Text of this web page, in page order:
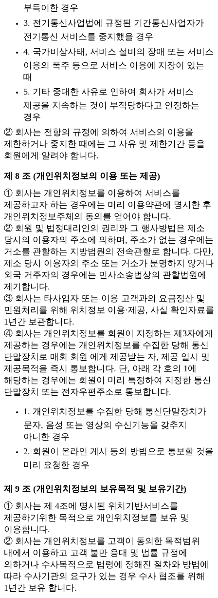
부득이한 경우
3. 전기통신사업법에 규정된 기간통신사업자가
전기통신 서비스를 중지했을 경우
4. 국가비상사태, 서비스 설비의 장애 또는 서비스
이용의 폭주 등으로 서비스 이용에 지장이 있는
때
5. 기타 중대한 사유로 인하여 회사가 서비스
제공을 지속하는 것이 부적당하다고 인정하는
경우
② 회사는 전항의 규정에 의하여 서비스의 이용을
제한하거나 중지한 때에는 그 사유 및 제한기간 등을
회원에게 알려야 합니다.
제 8 조 (개인위치정보의 이용 또는 제공)
① 회사는 개인위치정보를 이용하여 서비스를
제공하고자 하는 경우에는 미리 이용약관에 명시한 후
개인위치정보주체의 동의를 얻어야 합니다.
② 회원 및 법정대리인의 권리와 그 행사방법은 제소
당시의 이용자의 주소에 의하며, 주소가 없는 경우에는
거소를 관할하는 지방법원의 전속관할로 합니다. 다만,
제소 당시 이용자의 주소 또는 거소가 분명하지 않거나
외국 거주자의 경우에는 민사소송법상의 관할법원에
제기합니다.
③ 회사는 타사업자 또는 이용 고객과의 요금정산 및
민원처리를 위해 위치정보 이용·제공, 사실 확인자료를
1년간 보관합니다.
④ 회사는 개인위치정보를 회원이 지정하는 제3자에게
제공하는 경우에는 개인위치정보를 수집한 당해 통신
단말장치로 매회 회원 에게 제공받는 자, 제공 일시 및
제공목적을 즉시 통보합니다. 단, 아래 각 호의 1에
해당하는 경우에는 회원이 미리 특정하여 지정한 통신
단말장치 또는 전자우편주소로 통보합니다.
1. 개인위치정보를 수집한 당해 통신단말장치가
문자, 음성 또는 영상의 수신기능을 갖추지
아니한 경우
2. 회원이 온라인 게시 등의 방법으로 통보할 것을
미리 요청한 경우
제 9 조 (개인위치정보의 보유목적 및 보유기간)
① 회사는 제 4조에 명시된 위치기반서비스를
제공하기위한 목적으로 개인위치정보를 보유 및
이용합니다.
② 회사는 개인위치정보를 고객이 동의한 목적범위
내에서 이용하고 고객 불만 응대 및 법률 규정에
의하거나 수사목적으로 법령에 정해진 절차와 방법에
따라 수사기관의 요구가 있는 경우 수사 협조를 위해
1년간 보유 합니다.